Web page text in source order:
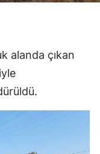
alanda çıkan